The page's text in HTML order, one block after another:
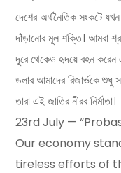
দেশের অর্থনৈতিক সংকটে
দাঁড়ানোর মূল শক্তি। আমরা
দূরে থেকেও হৃদয়ে বহন করেন
ডলার আমাদের রিজার্ভকে
তারা এই জাতির নীরব নির্মাতা।
23rd July —
Our economy
tireless efforts of